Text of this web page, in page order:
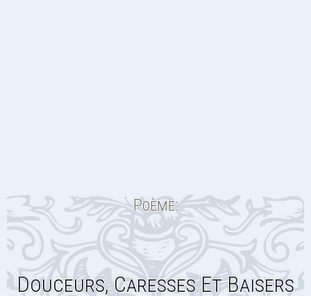
Poème:
Douceurs, Caresses Et Baisers